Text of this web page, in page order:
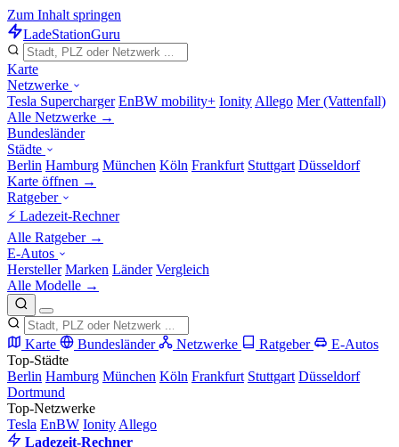
Zum Inhalt springen
LadeStationGuru
Karte
Netzwerke
Tesla Supercharger EnBW mobility+ Ionity Allego Mer (Vattenfall)
Alle Netzwerke →
Bundesländer
Städte
Berlin Hamburg München Köln Frankfurt Stuttgart Düsseldorf
Karte öffnen →
Ratgeber
⚡ Ladezeit-Rechner
Alle Ratgeber →
E-Autos
Hersteller Marken Länder Vergleich
Alle Modelle →
Karte Bundesländer Netzwerke Ratgeber
E-Autos
Top-Städte
Berlin Hamburg München Köln Frankfurt Stuttgart Düsseldorf
Dortmund
Top-Netzwerke
Tesla EnBW Ionity Allego
Ladezeit-Rechner